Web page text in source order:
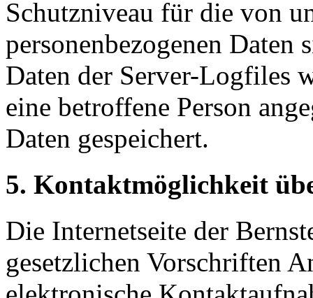
Schutzniveau für die von
personenbezogenen Daten
Daten der Server-Logfiles
eine betroffene Person
Daten gespeichert.
5. Kontaktmöglichkeit
Die Internetseite der
gesetzlichen Vorschriften